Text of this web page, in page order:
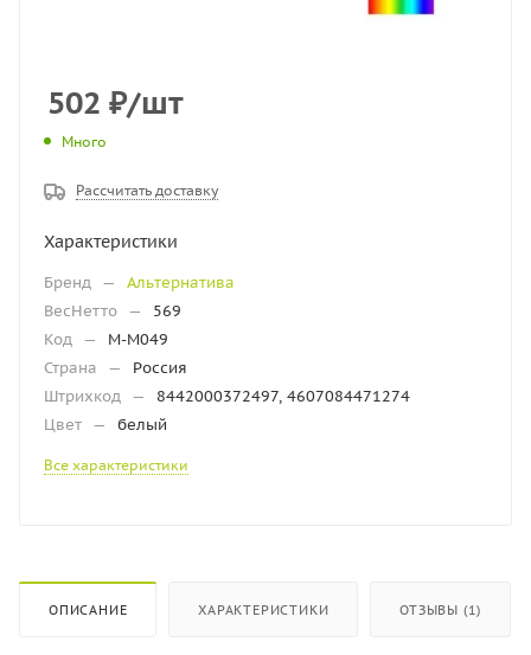
502 ₽/шт
Много
Рассчитать доставку
Характеристики
Бренд —
Альтернатива
ВесНетто —
569
Код —
М-М049
Страна
—
Россия
Штрихкод —
8442000372497, 4607084471274
Цвет — белый
Все характеристики
ОПИСАНИЕ ХАРАКТЕРИСТИКИ ОТЗЫВЫ (1)